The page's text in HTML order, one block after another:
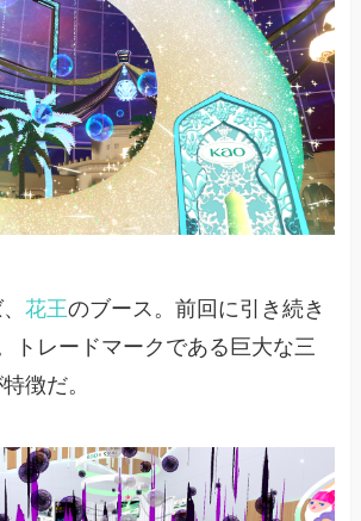
花王のブース。前回に引き続き
トレードマークである巨大な三
徴だ。